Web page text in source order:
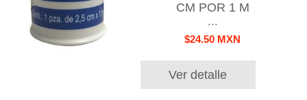
CM POR 1 M
...
$24.50 MXN
Ver detalle